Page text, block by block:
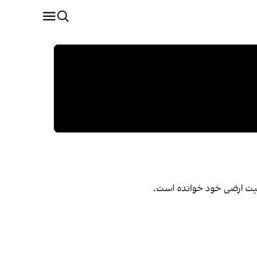
ارضی خود خوانده است.